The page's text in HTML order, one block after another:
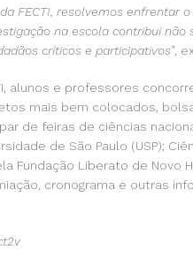
FECTI, resolvemos
na escola contribui
críticos e participativos”,
alunos e professores
mais bem colocados,
de feiras de ciências
de São Paulo (USP);
Fundação Liberato de Novo
cronograma e outras